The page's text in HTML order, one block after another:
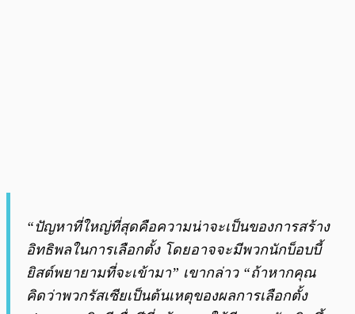
“ปัญหาที่ใหญ่ที่สุดคือความน่าจะเป็นของการสร้าง
อิทธิพลในการเลือกตั้ง โดยอาจจะมีพวกนักบ็อบบี้
ยิสต์พยายามที่จะเข้ามา” เขากล่าว “ถ้าหากคุณ
คิดว่าพวกรัสเซียเป็นต้นเหตุของผลการเลือกตั้ง